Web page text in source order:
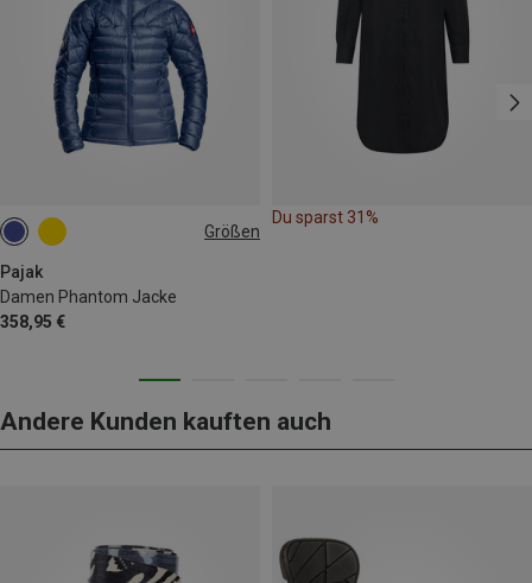
Größen
Pajak
Damen Phantom Jacke
358,95 €
XS S
Du sparst 31%
Andere Kunden kauften auch